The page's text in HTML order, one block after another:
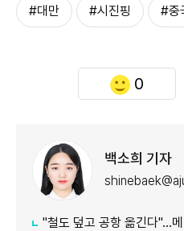
#대만 #시진핑 #중
0
백소희 기자
"철도 덮고 공항 옮긴다"…메